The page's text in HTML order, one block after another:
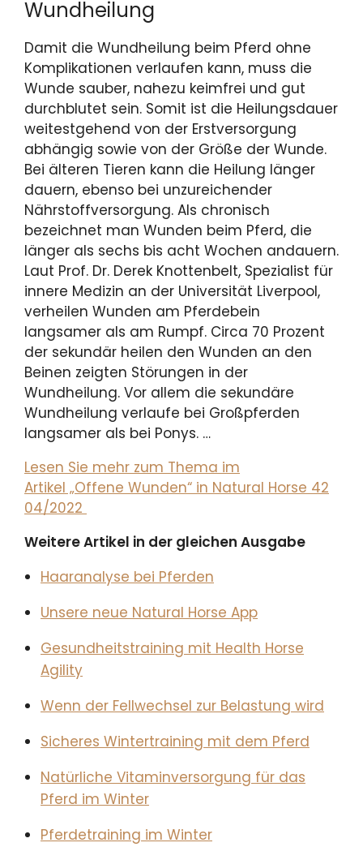
Wundheilung
Damit die Wundheilung beim Pferd ohne
Komplikationen verlaufen kann, muss die
Wunde sauber, nahezu keimfrei und gut
durchblutet sein. Somit ist die Heilungsdauer
weitestgehend von der Erstversorgung
abhängig sowie von der Größe der Wunde.
Bei älteren Tieren kann die Heilung länger
dauern, ebenso bei unzureichender
Nährstoffversorgung. Als chronisch
bezeichnet man Wunden beim Pferd, die
länger als sechs bis acht Wochen andauern.
Laut Prof. Dr. Derek Knottenbelt, Spezialist für
innere Medizin an der Universität Liverpool,
verheilen Wunden am Pferdebein
langsamer als am Rumpf. Circa 70 Prozent
der sekundär heilen den Wunden an den
Beinen zeigten Störungen in der
Wundheilung. Vor allem die sekundäre
Wundheilung verlaufe bei Großpferden
langsamer als bei Ponys. …
Lesen Sie mehr zum Thema im
Artikel „Offene Wunden“ in Natural Horse 42
04/2022
Weitere Artikel in der gleichen Ausgabe
Haaranalyse bei Pferden
Unsere neue Natural Horse App
Gesundheitstraining mit Health Horse
Agility
Wenn der Fellwechsel zur Belastung wird
Sicheres Wintertraining mit dem Pferd
Natürliche Vitaminversorgung für das
Pferd im Winter
Pferdetraining im Winter